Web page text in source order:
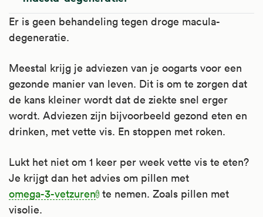
Er is geen behandeling tegen droge macula-
degeneratie.
Meestal krijg je adviezen van je oogarts voor een
gezonde manier van leven. Dit is om te zorgen dat
de kans kleiner wordt dat de ziekte snel erger
wordt. Adviezen zijn bijvoorbeeld gezond eten en
drinken, met vette vis. En stoppen met roken.
Lukt het niet om 1 keer per week vette vis te eten?
Je krijgt dan het advies om pillen met
omega-3-vetzuren te nemen. Zoals pillen met
visolie.